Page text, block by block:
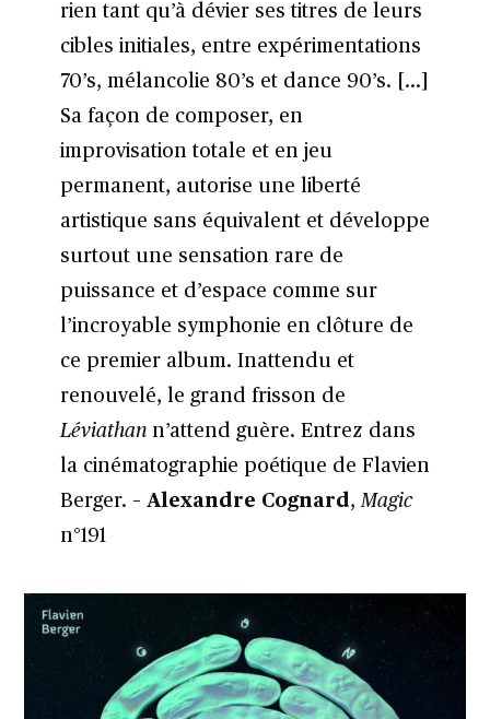
rien tant qu’à dévier ses titres de leurs
cibles initiales, entre expérimentations
70’s, mélancolie 80’s et dance 90’s. […]
Sa façon de composer, en
improvisation totale et en jeu
permanent, autorise une liberté
artistique sans équivalent et développe
surtout une sensation rare de
puissance et d’espace comme sur
l’incroyable symphonie en clôture de
ce premier album. Inattendu et
renouvelé, le grand frisson de
Léviathann’attend guère. Entrez dans
la cinématographie poétique de Flavien
Berger. – Alexandre Cognard,Magic
n°191